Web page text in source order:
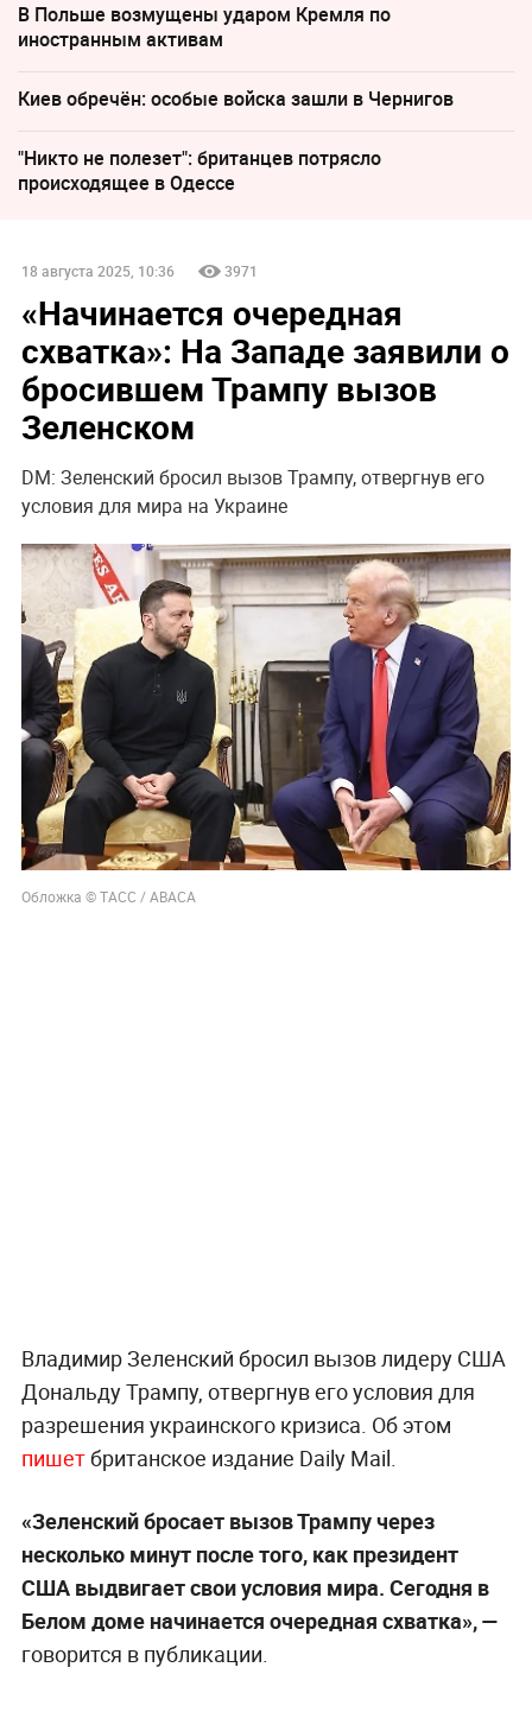
В Польше возмущены ударом Кремля по
иностранным активам
Киев обречён: особые войска зашли в Чернигов
"Никто не полезет": британцев потрясло
происходящее в Одессе
18 августа 2025, 10:36 3971
«Начинается очередная
схватка»: На Западе заявили о
бросившем Трампу вызов
Зеленском
DM: Зеленский бросил вызов Трампу, отвергнув его
условия для мира на Украине
Обложка © ТАСС / ABACA
Владимир Зеленский бросил вызов лидеру США
Дональду Трампу, отвергнув его условия для
разрешения украинского кризиса. Об этом
пишетбританское издание Daily Mail.
«Зеленский бросает вызов Трампу через
несколько минут после того, как президент
США выдвигает свои условия мира. Сегодня в
Белом доме начинается очередная схватка», —
говорится в публикации.